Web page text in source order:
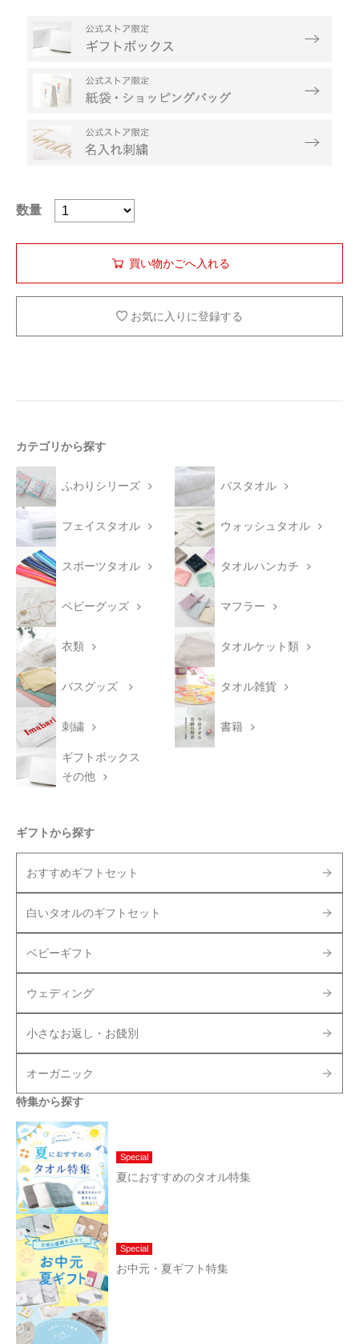
数量
お気に入りに登録する
カテゴリから探す
ふわりシリーズ バスタオル
フェイスタオル ウォッシュタオル
スポーツタオル タオルハンカチ
ベビーグッズ マフラー
衣類 タオルケット類
バスグッズ タオル雑貨
刺繍 書籍
ギフトボックス
その他
ギフトから探す
おすすめギフトセット
白いタオルのギフトセット
ベビーギフト
ウェディング
小さなお返し・お餞別
オーガニック
特集から探す
Special
夏におすすめのタオル特集
Special
お中元・夏ギフト特集